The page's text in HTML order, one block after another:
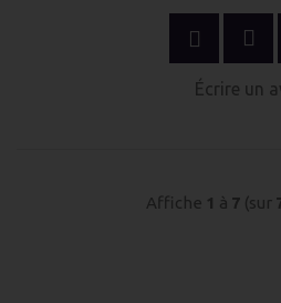
Écrire un
Affiche 1 à 7 (sur